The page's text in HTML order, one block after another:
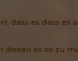
dass es dass es
diesen es so zu